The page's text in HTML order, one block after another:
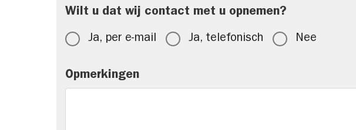
Wilt u dat wij contact met u opnemen?
Ja, per e-mail Ja, telefonisch Nee
Opmerkingen